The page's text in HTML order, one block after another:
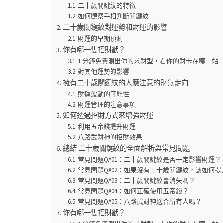
二十歲關鍵紋的特徵
如何觀察手相判斷關鍵紋
二十歲關鍵紋對運勢和財運的影響
財運的早期預測
你有哪一隻招財獸？
1 分鐘免費測出你的求財型，看你的財卡在哪一站
對其他運勢的影響
擁有二十歲關鍵紋的人應注意的財氣走向
財運波動的可能性
財運管理的注意事項
如何透過招財方式來增強財運
利用五帝錢提升財運
八路武財神的招財效果
總結 二十歲關鍵紋的全面解析與常見問題
常見問題QA01：二十歲關鍵紋是否一定影響財運？
常見問題QA02：如果沒有二十歲關鍵紋，該如何
常見問題QA03：二十歲關鍵紋會消失嗎？
常見問題QA04：如何正確使用五帝錢？
常見問題QA05：八路武財神適合所有人嗎？
你有哪一隻招財獸？